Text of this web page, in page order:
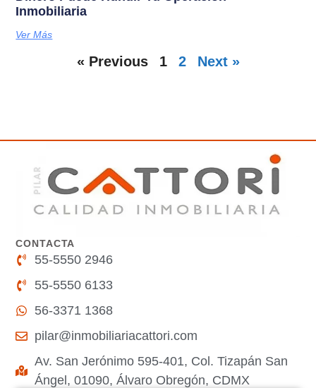
Inmobiliaria
Ver Más
« Previous 1 2 Next »
CONTACTA
55-5550 2946
55-5550 6133
56-3371 1368
pilar@inmobiliariacattori.com
Av. San Jerónimo 595-401, Col. Tizapán San
Ángel, 01090, Álvaro Obregón, CDMX